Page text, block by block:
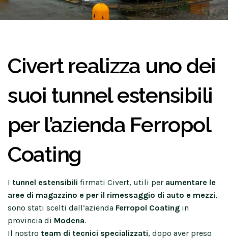
Civert realizza uno dei
suoi tunnel estensibili
per l’azienda Ferropol
Coating
I tunnel estensibili firmati Civert, utili per aumentare le
aree di magazzino e per il rimessaggio di auto e mezzi,
sono stati scelti dall’azienda Ferropol Coating in
provincia di Modena.
Il nostro team di tecnici specializzati, dopo aver preso